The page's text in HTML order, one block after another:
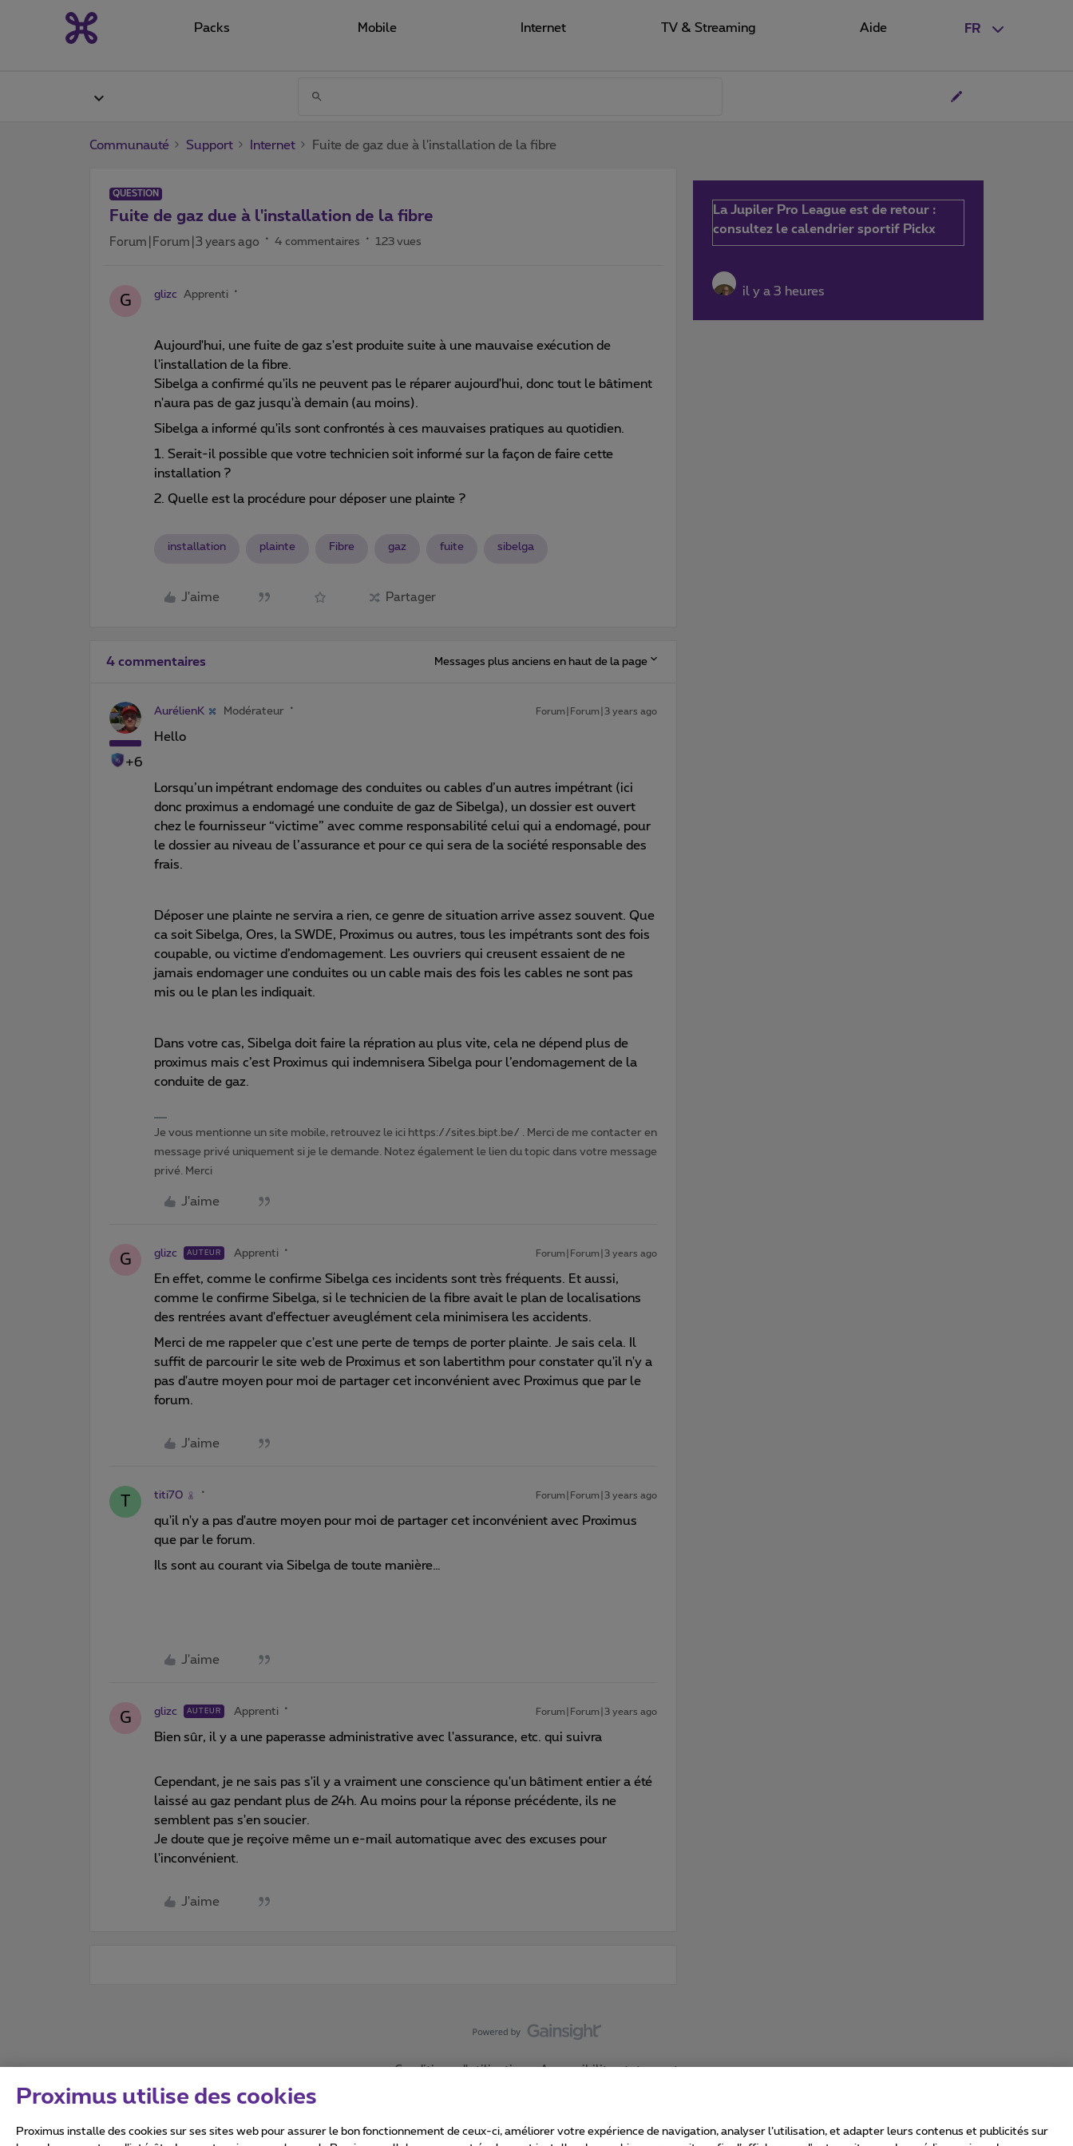
FR
Packs Mobile Internet TV & Streaming Aide
Communauté Support Internet Fuite de gaz due à l'installation de la fibre
QUESTION
Fuite de gaz due à l'installation de la fibre
Forum|Forum|3 years ago 4 commentaires 123 vues
G glizc Apprenti
Aujourd'hui, une fuite de gaz s'est produite suite à une mauvaise exécution de
l'installation de la fibre.
Sibelga a confirmé qu'ils ne peuvent pas le réparer aujourd'hui, donc tout le bâtiment
n'aura pas de gaz jusqu'à demain (au moins).
Sibelga a informé qu'ils sont confrontés à ces mauvaises pratiques au quotidien.
1. Serait-il possible que votre technicien soit informé sur la façon de faire cette
installation ?
2. Quelle est la procédure pour déposer une plainte ?
installation plainte Fibre gaz fuite sibelga
J'aime Partager
4 commentaires Messages plus anciens en haut de la page
+6
AurélienK Modérateur Forum|Forum|3 years ago
Hello
Lorsqu’un impétrant endomage des conduites ou cables d’un autres impétrant (ici
donc proximus a endomagé une conduite de gaz de Sibelga), un dossier est ouvert
chez le fournisseur “victime” avec comme responsabilité celui qui a endomagé, pour
le dossier au niveau de l’assurance et pour ce qui sera de la société responsable des
frais.
Déposer une plainte ne servira a rien, ce genre de situation arrive assez souvent. Que
ca soit Sibelga, Ores, la SWDE, Proximus ou autres, tous les impétrants sont des fois
coupable, ou victime d’endomagement. Les ouvriers qui creusent essaient de ne
jamais endomager une conduites ou un cable mais des fois les cables ne sont pas
mis ou le plan les indiquait.
Dans votre cas, Sibelga doit faire la répration au plus vite, cela ne dépend plus de
proximus mais c’est Proximus qui indemnisera Sibelga pour l’endomagement de la
conduite de gaz.
Je vous mentionne un site mobile, retrouvez le ici https://sites.bipt.be/ . Merci de me contacter en
message privé uniquement si je le demande. Notez également le lien du topic dans votre message
privé. Merci
J'aime
G glizc AUTEUR Apprenti Forum|Forum|3 years ago
En effet, comme le confirme Sibelga ces incidents sont très fréquents. Et aussi,
comme le confirme Sibelga, si le technicien de la fibre avait le plan de localisations
des rentrées avant d'effectuer aveuglément cela minimisera les accidents.
Merci de me rappeler que c'est une perte de temps de porter plainte. Je sais cela. Il
suffit de parcourir le site web de Proximus et son labertithm pour constater qu'il n'y a
pas d'autre moyen pour moi de partager cet inconvénient avec Proximus que par le
forum.
J'aime
T titi70 Forum|Forum|3 years ago
qu'il n'y a pas d'autre moyen pour moi de partager cet inconvénient avec Proximus
que par le forum.
Ils sont au courant via Sibelga de toute manière…
J'aime
G glizc AUTEUR Apprenti Forum|Forum|3 years ago
Bien sûr, il y a une paperasse administrative avec l'assurance, etc. qui suivra
Cependant, je ne sais pas s'il y a vraiment une conscience qu'un bâtiment entier a été
laissé au gaz pendant plus de 24h. Au moins pour la réponse précédente, ils ne
semblent pas s'en soucier.
Je doute que je reçoive même un e-mail automatique avec des excuses pour
l'inconvénient.
J'aime
La Jupiler Pro League est de retour :
consultez le calendrier sportif Pickx
il y a 3 heures
Conditions d'utilisation Accessibility statement
Proximus utilise des cookies
Proximus installe des cookies sur ses sites web pour assurer le bon fonctionnement de ceux-ci, améliorer votre expérience de navigation, analyser l’utilisation, et adapter leurs contenus et publicités sur